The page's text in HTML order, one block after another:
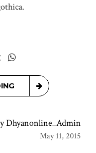
Dhyanonline_Admin
May 11, 2015